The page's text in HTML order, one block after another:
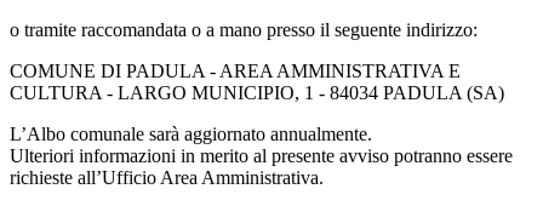
o tramite raccomandata o a mano presso il seguente indirizzo:
COMUNE DI PADULA - AREA AMMINISTRATIVA E
CULTURA - LARGO MUNICIPIO, 1 - 84034 PADULA (SA)
L’Albo comunale sarà aggiornato annualmente.
Ulteriori informazioni in merito al presente avviso potranno essere
richieste all’Ufficio Area Amministrativa.